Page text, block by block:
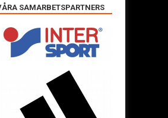
SAMARBETSPARTNERS